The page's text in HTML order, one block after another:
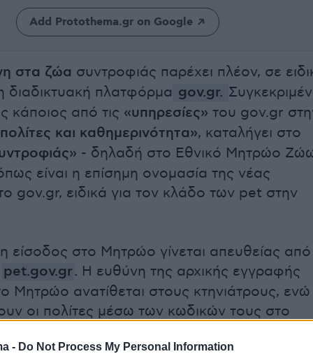
- Do Not Process My Personal Information
Add Protothema.gr on Google
στα ζώα συντροφιάς παρέχει πλέον, σε
διαδικτυακή πλατφόρμα gov.gr.
κάποιος από τις «υπηρεσίες» του gov.gr
και καθημερινότητα», καταλήγει στο
- δηλαδή στο Εθνικό Μητρώο
είναι η επίσημη ονομασία της νέας
gov.gr, ειδικά για τον κλάδο των pet στην
είσοδος στο Μητρώο γίνεται απευθείας από
pet.gov.gr. Η ευθύνη της αρχικής εγγραφής
Μητρώο ανατίθεται στους κτηνιάτρους, ενώ
οι πολίτες μέσω των κωδικών τους στο